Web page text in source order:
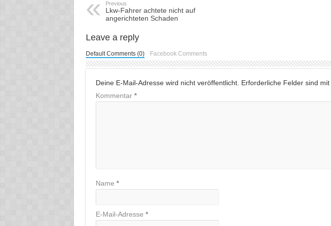
Previous
Lkw-Fahrer achtete nicht auf
angerichteten Schaden
Leave a reply
Default Comments (0) Facebook Comments
Deine E-Mail-Adresse wird nicht veröffentlicht. Erforderliche Felder sind mit
Kommentar *
Name *
E-Mail-Adresse *